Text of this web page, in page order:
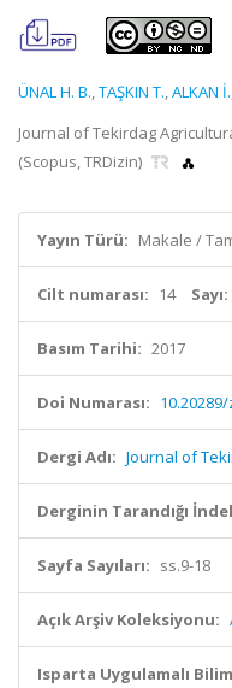
ÜNAL H. B.,TAŞKIN T.,ALKAN İ.
Journal of Tekirdag
(Scopus, TRDizin)
Yayın Türü: Makale /
Cilt numarası: 14 Sayı:
Basım Tarihi: 2017
Doi Numarası:
Dergi Adı: Journal of
Derginin Tarandığı
Sayfa Sayıları: ss.9-18
Açık Arşiv Koleksiyonu:
Isparta Uygulamalı